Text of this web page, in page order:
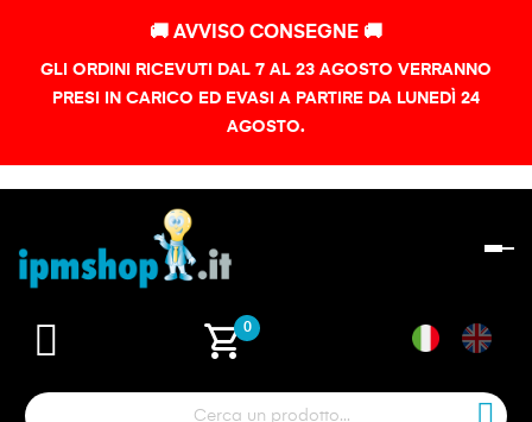
🚚 AVVISO CONSEGNE 🚚
GLI ORDINI RICEVUTI DAL 7 AL 23 AGOSTO VERRANNO
PRESI IN CARICO ED EVASI A PARTIRE DA LUNEDÌ 24
AGOSTO.
shopping_cart0